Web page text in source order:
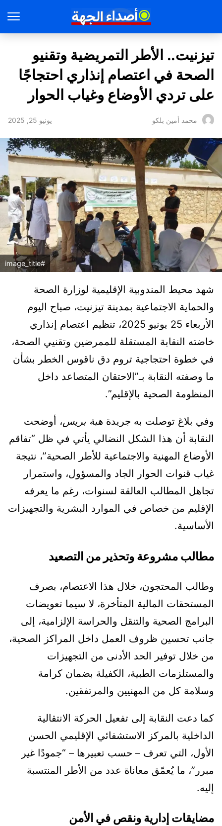
تيزنيت.. الأطر التمريضية وتقنيو
الصحة في اعتصام إنذاري احتجاجًا
على تردي الأوضاع وغياب الحوار
محمد أمين بلكو يونيو 25, 2025
#image_title
شهد محيط المندوبية الإقليمية لوزارة الصحة
والحماية الاجتماعية بمدينة تيزنيت، صباح اليوم
الأربعاء 25 يونيو 2025، تنظيم اعتصام إنذاري
خاضته النقابة المستقلة للممرضين وتقنيي الصحة،
في خطوة احتجاجية تروم دق ناقوس الخطر بشأن
ما وصفته النقابة بـ”الاحتقان المتصاعد داخل
المنظومة الصحية بالإقليم”.
وفي بلاغ توصلت به جريدة هبة بريس، أوضحت
النقابة أن هذا الشكل النضالي يأتي في ظل “تفاقم
الأوضاع المهنية والاجتماعية للأطر الصحية”، نتيجة
غياب قنوات الحوار الجاد والمسؤول، واستمرار
تجاهل المطالب العالقة لسنوات، رغم ما يعرفه
الإقليم من خصاص في الموارد البشرية والتجهيزات
الأساسية.
مطالب مشروعة وتحذير من التصعيد
وطالب المحتجون، خلال هذا الاعتصام، بصرف
المستحقات المالية المتأخرة، لا سيما تعويضات
البرامج الصحية والتنقل والحراسة الإلزامية، إلى
جانب تحسين ظروف العمل داخل المراكز الصحية،
من خلال توفير الحد الأدنى من التجهيزات
والمستلزمات الطبية، الكفيلة بضمان كرامة
وسلامة كل من المهنيين والمرتفقين.
كما دعت النقابة إلى تفعيل الحركة الانتقالية
الداخلية بالمركز الاستشفائي الإقليمي الحسن
الأول، التي تعرف – حسب تعبيرها – “جمودًا غير
مبرر”، ما يُعمّق معاناة عدد من الأطر المنتسبة
إليه.
مضايقات إدارية ونقص في الأمن